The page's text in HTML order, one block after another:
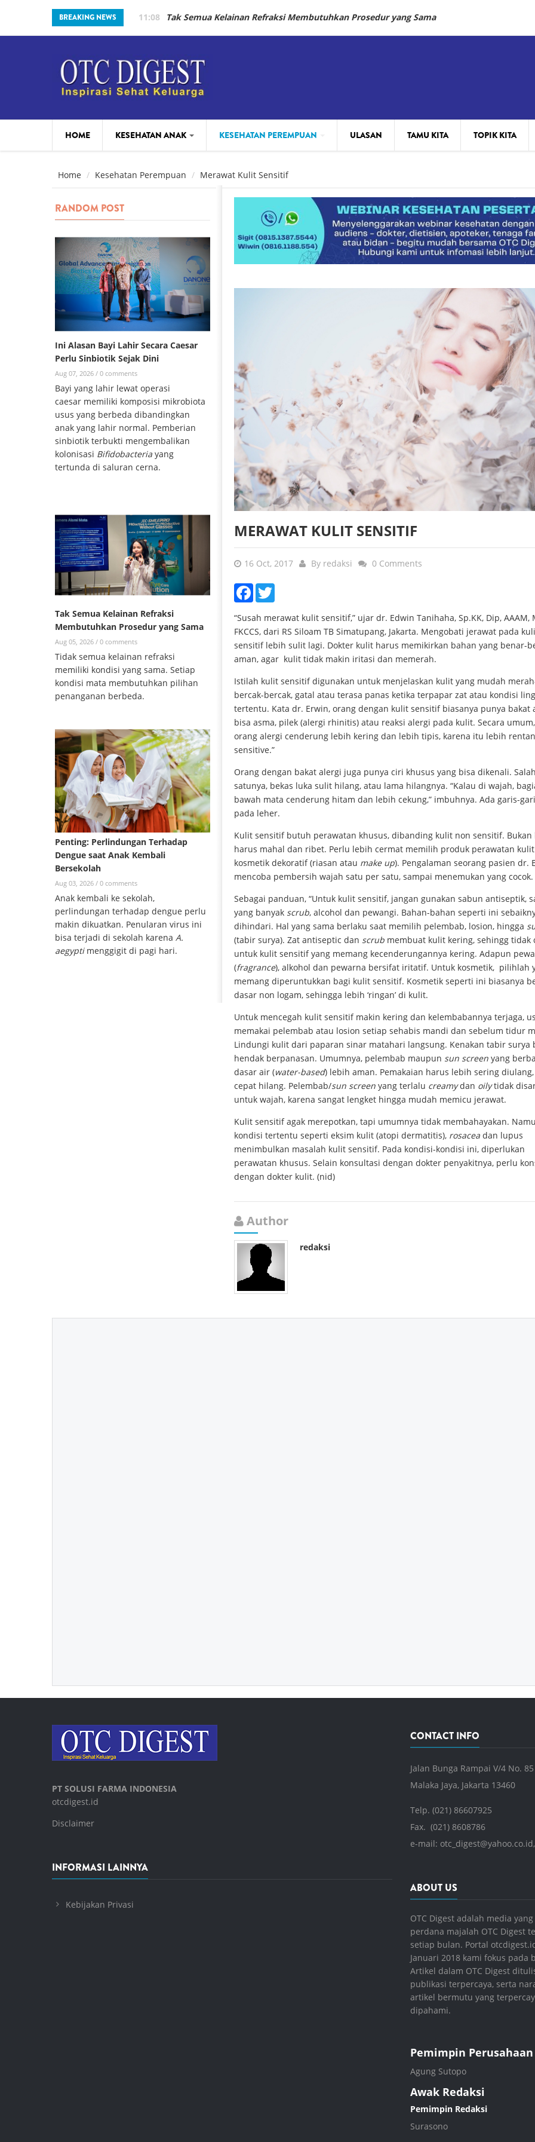
Skip to main content
BREAKING NEWS 11:08 Tak Semua Kelainan Refraksi Membutuhkan Prosedur yang Sama
HOME KESEHATAN ANAK
PARENTING
KESEHATAN PEREMPUAN
BEAUTY
ULASAN TAMU KITA TOPIK KITA
Home Kesehatan Perempuan Merawat Kulit Sensitif
MERAWAT KULIT SENSITIF
16 Oct, 2017 By redaksi 0 Comments
Facebook
“Susah merawat kulit sensitif,” ujar dr. Edwin Tanihaha, Sp.KK, Dip, AAAM,
FKCCS, dari RS Siloam TB Simatupang, Jakarta. Mengobati jerawat pada
sensitif lebih sulit lagi. Dokter kulit harus memikirkan bahan yang benar-
aman, agar kulit tidak makin iritasi dan memerah.
Istilah kulit sensitif digunakan untuk menjelaskan kulit yang mudah
bercak-bercak, gatal atau terasa panas ketika terpapar zat atau kondisi
tertentu. Kata dr. Erwin, orang dengan kulit sensitif biasanya punya bakat
bisa asma, pilek (alergi rhinitis) atau reaksi alergi pada kulit. Secara
orang alergi cenderung lebih kering dan lebih tipis, karena itu lebih
sensitive.”
Orang dengan bakat alergi juga punya ciri khusus yang bisa dikenali. Salah
satunya, bekas luka sulit hilang, atau lama hilangnya. “Kalau di wajah,
bawah mata cenderung hitam dan lebih cekung,” imbuhnya. Ada garis-
pada leher.
Kulit sensitif butuh perawatan khusus, dibanding kulit non sensitif. Bukan
harus mahal dan ribet. Perlu lebih cermat memilih produk perawatan
kosmetik dekoratif (riasan atau make up). Pengalaman seorang pasien dr.
mencoba pembersih wajah satu per satu, sampai menemukan yang cocok.
Sebagai panduan, “Untuk kulit sensitif, jangan gunakan sabun antiseptik,
yang banyak scrub, alcohol dan pewangi. Bahan-bahan seperti ini
dihindari. Hal yang sama berlaku saat memilih pelembab, losion, hingga
(tabir surya). Zat antiseptic dan scrub membuat kulit kering, sehingg tidak
untuk kulit sensitif yang memang kecenderungannya kering. Adapun
(fragrance), alkohol dan pewarna bersifat iritatif. Untuk kosmetik, pilihlah
memang diperuntukkan bagi kulit sensitif. Kosmetik seperti ini biasanya
dasar non logam, sehingga lebih ‘ringan’ di kulit.
Untuk mencegah kulit sensitif makin kering dan kelembabannya terjaga,
memakai pelembab atau losion setiap sehabis mandi dan sebelum tidur
Lindungi kulit dari paparan sinar matahari langsung. Kenakan tabir surya
hendak berpanasan. Umumnya, pelembab maupun sun screen yang
dasar air (water-based) lebih aman. Pemakaian harus lebih sering
cepat hilang. Pelembab/sun screen yang terlalu creamydan oilytidak
untuk wajah, karena sangat lengket hingga mudah memicu jerawat.
Kulit sensitif agak merepotkan, tapi umumnya tidak membahayakan.
kondisi tertentu seperti eksim kulit (atopi dermatitis), rosacea dan lupus
menimbulkan masalah kulit sensitif. Pada kondisi-kondisi ini, diperlukan
perawatan khusus. Selain konsultasi dengan dokter penyakitnya, perlu
dengan dokter kulit. (nid)
Author
redaksi
RANDOM POST
Ini Alasan Bayi Lahir Secara Caesar
Perlu Sinbiotik Sejak Dini
Aug 07, 2026 / 0 comments
Bayi yang lahir lewat operasi
caesar memiliki komposisi mikrobiota
usus yang berbeda dibandingkan
anak yang lahir normal. Pemberian
sinbiotik terbukti mengembalikan
kolonisasi Bifidobacteria yang
tertunda di saluran cerna.
Tak Semua Kelainan Refraksi
Membutuhkan Prosedur yang Sama
Aug 05, 2026 / 0 comments
Tidak semua kelainan refraksi
memiliki kondisi yang sama. Setiap
kondisi mata membutuhkan pilihan
penanganan berbeda.
Penting: Perlindungan Terhadap
Dengue saat Anak Kembali
Bersekolah
Aug 03, 2026 / 0 comments
Anak kembali ke sekolah,
perlindungan terhadap dengue perlu
makin dikuatkan. Penularan virus ini
bisa terjadi di sekolah karena A.
aegyptimenggigit di pagi hari.
PT SOLUSI FARMA INDONESIA
otcdigest.id
Disclaimer
INFORMASI LAINNYA
Kebijakan Privasi
CONTACT INFO
Jalan Bunga Rampai V/4 No. 85
Malaka Jaya, Jakarta 13460
Telp. (021) 86607925
Fax. (021) 8608786
e-mail: otc_digest@yahoo.co.id,
ABOUT US
OTC Digest adalah media
perdana majalah OTC Digest
setiap bulan. Portal
Januari 2018 kami fokus pada
Artikel dalam OTC Digest
publikasi terpercaya, serta
artikel bermutu yang
dipahami.
Pemimpin Perusahaan
Agung Sutopo
Awak Redaksi
Pemimpin Redaksi
Surasono